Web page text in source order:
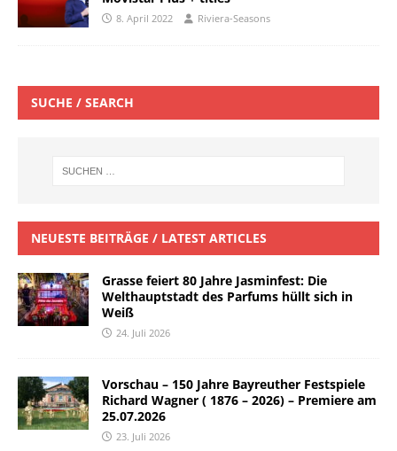
8. April 2022 Riviera-Seasons
SUCHE / SEARCH
NEUESTE BEITRÄGE / LATEST ARTICLES
Grasse feiert 80 Jahre Jasminfest: Die
Welthauptstadt des Parfums hüllt sich in
Weiß
24. Juli 2026
Vorschau – 150 Jahre Bayreuther Festspiele
Richard Wagner ( 1876 – 2026) – Premiere am
25.07.2026
23. Juli 2026